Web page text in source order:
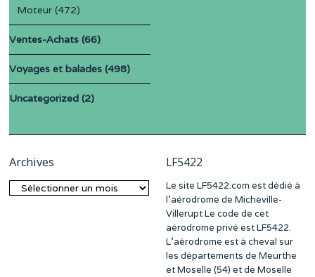
Moteur (472)
Ventes-Achats (66)
Voyages et balades (498)
Uncategorized (2)
Archives
Archives
LF5422
Le site LF5422.com est dédié à
l’aérodrome de Micheville-
Villerupt Le code de cet
aérodrome privé est LF5422.
L’aérodrome est à cheval sur
les départements de Meurthe
et Moselle (54) et de Moselle